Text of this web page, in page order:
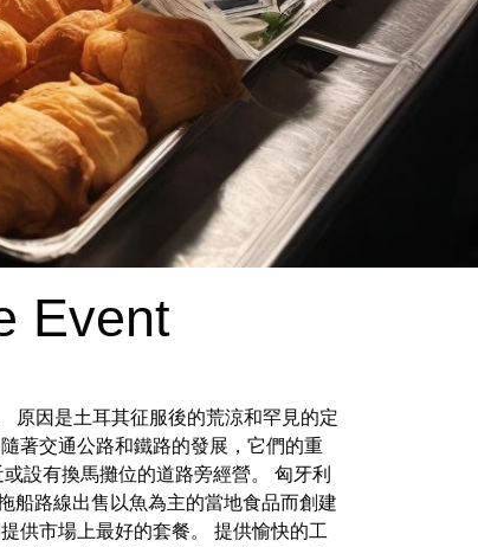
Event
原因是土耳其征服後的荒涼和罕見的定
著交通公路和鐵路的發展，它們的重
設有換馬攤位的道路旁經營。 匈牙利
船路線出售以魚為主的當地食品而創建
供市場上最好的套餐。 提供愉快的工